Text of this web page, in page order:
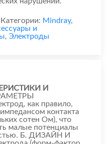
Категории: Mindray,
и
, Электроды
И
как правило,
контакта
сотен Ом), что
малые потенциалы
Б. ДИЗАЙН И